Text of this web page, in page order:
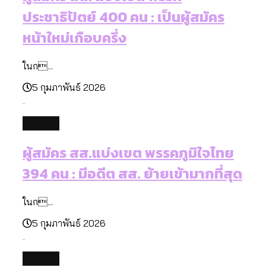
ประชาธิปัตย์ 400 คน : เป็นผู้สมัคร
หน้าใหม่เกือบครึ่ง
ในก...
5 กุมภาพันธ์ 2026
ผู้สมัคร สส.แบ่งเขต พรรคภูมิใจไทย
394 คน : มีอดีต สส. ย้ายเข้ามากที่สุด
ในก...
5 กุมภาพันธ์ 2026